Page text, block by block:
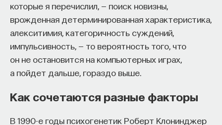
которые я перечислил, — поиск новизны,
врожденная детерминированная характеристика,
алекситимия, категоричность суждений,
импульсивность, — то вероятность того, что
он не остановится на компьютерных играх,
а пойдет дальше, гораздо выше.
Как сочетаются разные факторы
В 1990-е годы психогенетик Роберт Клонинджер